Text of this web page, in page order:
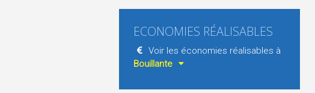
ECONOMIES RÉALISABLES
Voir les économies réalisables à
Bouillante